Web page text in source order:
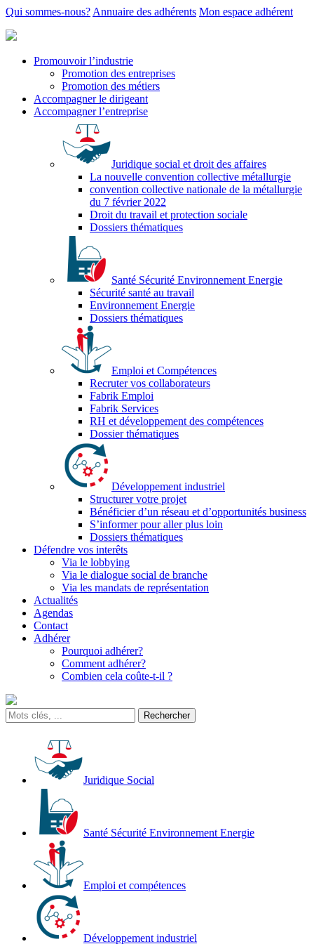
Qui sommes-nous? Annuaire des adhérents Mon espace adhérent
Promouvoir l’industrie
Promotion des entreprises
Promotion des métiers
Accompagner le dirigeant
Accompagner l’entreprise
Juridique social et droit des affaires
La nouvelle convention collective métallurgie
convention collective nationale de la métallurgie
du 7 février 2022
Droit du travail et protection sociale
Dossiers thématiques
Santé Sécurité Environnement Energie
Sécurité santé au travail
Environnement Energie
Dossiers thématiques
Emploi et Compétences
Recruter vos collaborateurs
Fabrik Emploi
Fabrik Services
RH et développement des compétences
Dossier thématiques
Développement industriel
Structurer votre projet
Bénéficier d’un réseau et d’opportunités business
S’informer pour aller plus loin
Dossiers thématiques
Défendre vos interêts
Via le lobbying
Via le dialogue social de branche
Via les mandats de représentation
Actualités
Agendas
Contact
Adhérer
Pourquoi adhérer?
Comment adhérer?
Combien cela coûte-t-il ?
Juridique Social
Santé Sécurité Environnement Energie
Emploi et compétences
Développement industriel